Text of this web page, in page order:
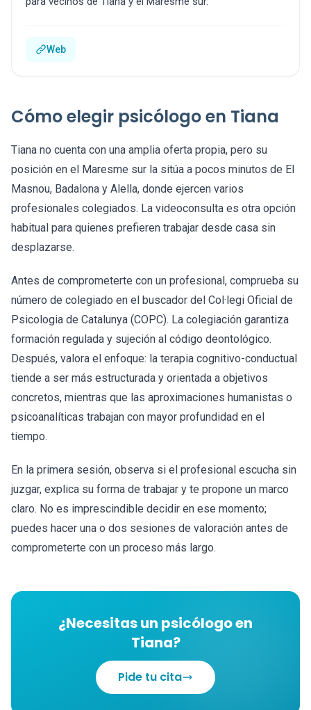
Web
Cómo elegir psicólogo en Tiana
Tiana no cuenta con una amplia oferta propia, pero su
posición en el Maresme sur la sitúa a pocos minutos de El
Masnou, Badalona y Alella, donde ejercen varios
profesionales colegiados. La videoconsulta es otra opción
habitual para quienes prefieren trabajar desde casa sin
desplazarse.
Antes de comprometerte con un profesional, comprueba su
número de colegiado en el buscador del Col·legi Oficial de
Psicologia de Catalunya (COPC). La colegiación garantiza
formación regulada y sujeción al código deontológico.
Después, valora el enfoque: la terapia cognitivo-conductual
tiende a ser más estructurada y orientada a objetivos
concretos, mientras que las aproximaciones humanistas o
psicoanalíticas trabajan con mayor profundidad en el
tiempo.
En la primera sesión, observa si el profesional escucha sin
juzgar, explica su forma de trabajar y te propone un marco
claro. No es imprescindible decidir en ese momento;
puedes hacer una o dos sesiones de valoración antes de
comprometerte con un proceso más largo.
¿Necesitas un psicólogo en
Tiana?
Pide tu cita